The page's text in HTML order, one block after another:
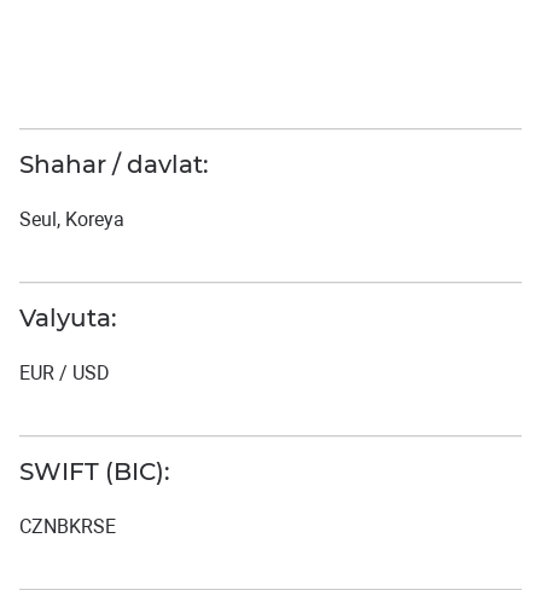
Shahar / davlat:
Seul, Koreya
Valyuta:
EUR / USD
SWIFT (BIC):
CZNBKRSE